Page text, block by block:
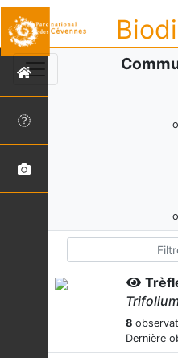
8
Dernière